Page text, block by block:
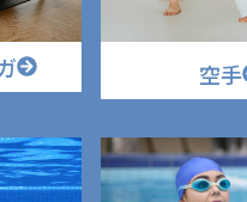
空手